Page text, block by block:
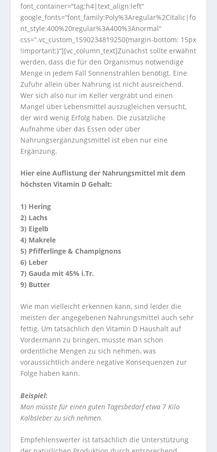
font_container=“tag:h4|text_align:left“
google_fonts=“font_family:Poly%3Aregular%2Citalic|fo
nt_style:400%20regular%3A400%3Anormal“
css=“.vc_custom_1590234819250{margin-bottom: 15px
!important;}“][vc_column_text]Zunächst sollte erwähnt
werden, dass die für den Organismus notwendige
Menge in jedem Fall Sonnenstrahlen benötigt. Eine
Zufuhr allein über Nahrung ist nicht ausreichend.
Wer sich also nur im Keller vergräbt und einen
Mangel über Lebensmittel auszugleichen versucht,
der wird wenig Erfolg haben. Die zusätzliche
Aufnahme über das Essen oder über
Nahrungsergänzungsmittel ist eben nur eine
Ergänzung.
Hier eine Auflistung der Nahrungsmittel mit dem
höchsten Vitamin D Gehalt:
1) Hering
2) Lachs
3) Eigelb
4) Makrele
5) Pfifferlinge & Champignons
6) Leber
7) Gauda mit 45% i.Tr.
9) Butter
Wie man vielleicht erkennen kann, sind leider die
meisten der angegebenen Nahrungsmittel auch sehr
fettig. Um tatsächlich denVitamin D Haushalt auf
Vordermann zu bringen, müsste man schon
ordentliche Mengen zu sich nehmen, was
voraussichtlich andere negative Konsequenzen zur
Folge haben kann.
Beispiel:
Man müsste für einen guten Tagesbedarf etwa 7 Kilo
Kalbsleber zu sich nehmen.
Empfehlenswerter ist tatsächlich die Unterstützung